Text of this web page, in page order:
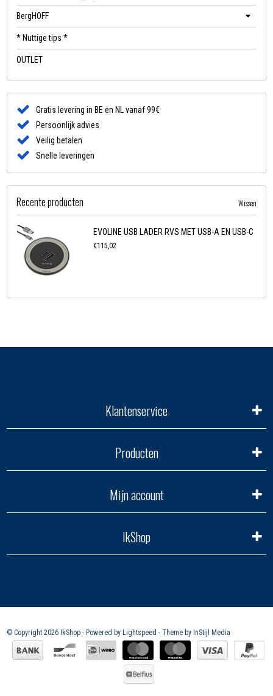
BergHOFF
* Nuttige tips *
OUTLET
Gratis levering in BE en NL vanaf 99€
Persoonlijk advies
Veilig betalen
Snelle leveringen
Recente producten Wissen
EVOLINE USB LADER RVS MET USB-A EN USB-C
€115,02
Klantenservice
Producten
Mijn account
IkShop
© Copyright 2026 IkShop - Powered by Lightspeed - Theme by InStijl Media